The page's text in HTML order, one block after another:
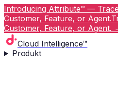
Introducing Attribute™ —
Customer, Feature, or Agent.
Customer, Feature, or Agent.
Cloud Intelligence™
Produkt